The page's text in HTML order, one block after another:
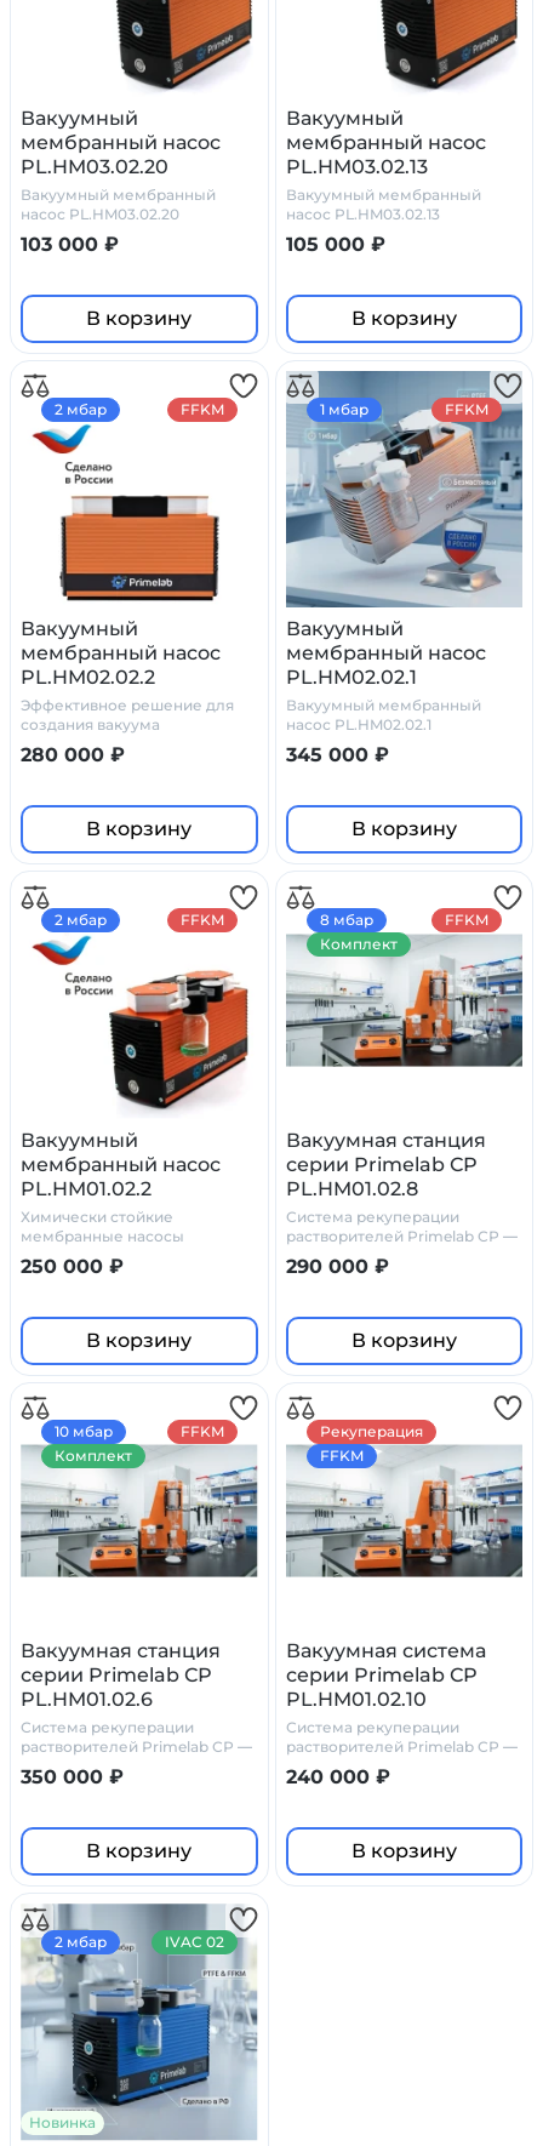
Вакуумный
мембранный насос
PL.HM03.02.20
Вакуумный мембранный
насос PL.HM03.02.20
103 000 ₽
В корзину
Вакуумный
мембранный насос
PL.HM03.02.13
Вакуумный мембранный
насос PL.HM03.02.13
105 000 ₽
В корзину
Вакуумный
мембранный насос
PL.HM02.02.2
Эффективное решение для
создания вакуума
280 000 ₽
В корзину
2 мбар FFKM
Вакуумный
мембранный насос
PL.HM02.02.1
Вакуумный мембранный
насос PL.HM02.02.1
345 000 ₽
В корзину
1 мбар FFKM
Вакуумный
мембранный насос
PL.HM01.02.2
Химически стойкие
мембранные насосы
Праймлаб
250 000 ₽
В корзину
2 мбар FFKM
Вакуумная станция
серии Primelab СР
PL.HM01.02.8
Система рекуперации
растворителей Primelab СР —
химически стойкое решение
для лабораторий
290 000 ₽
В корзину
8 мбар
FFKM
Комплект
Вакуумная станция
серии Primelab СР
PL.HM01.02.6
Система рекуперации
растворителей Primelab СР —
химически стойкое решение
для лабораторий
350 000 ₽
В корзину
10 мбар
FFKM
Комплект
Вакуумная система
серии Primelab СР
PL.HM01.02.10
Система рекуперации
растворителей Primelab СР —
химически стойкое решение
для лабораторий
240 000 ₽
В корзину
Рекуперация
FFKM
Новинка
2 мбар IVAC 02